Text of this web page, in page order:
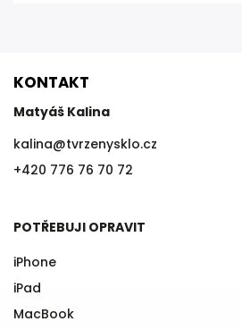
KONTAKT
Matyáš Kalina
kalina@tvrzenysklo.cz
+420 776 76 70 72
POTŘEBUJI OPRAVIT
iPhone
iPad
MacBook